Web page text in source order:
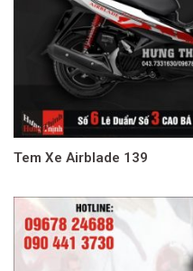
Tem Xe Airblade 139